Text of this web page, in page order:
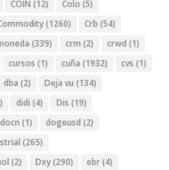
COIN (12) Colo (5)
(1260) Crb (54)
(339) crm (2) crwd (1)
cursos (1) cuña (1932) cvs (1)
dba (2) Deja vu (134)
didi (4) Dis (19)
docn (1) dogeusd (2)
(265)
(2) Dxy(290) ebr(4)